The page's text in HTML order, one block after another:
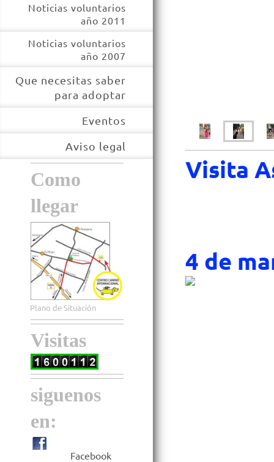
Noticias voluntarios
año 2011
Noticias voluntarios
año 2007
Que necesitas saber
para adoptar
Eventos
Aviso legal
Como
llegar
Plano de Situación
Visitas
siguenos
en:
Facebook
Visita
4 de